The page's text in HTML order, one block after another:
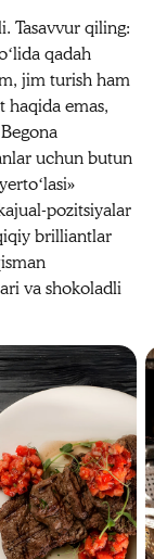
Tasavvur qiling:
qadah
jim turish ham
emas,
uchun butun
pozitsiyalar
brilliantlar
va shokoladli